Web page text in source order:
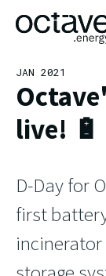
JAN 2021
live! 🔋
D-Day for
first